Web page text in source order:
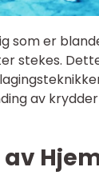
som er
stekes.
av
av